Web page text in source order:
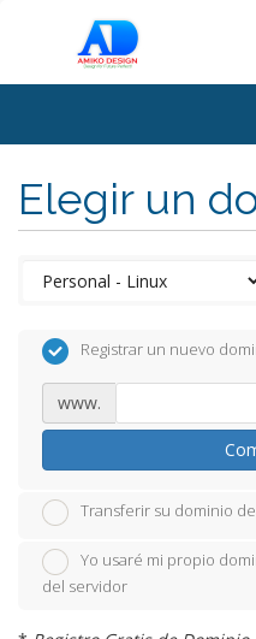
Elegir un
Registrar un nuevo
www.
Transferir su dominio
Yo usaré mi propio
del servidor